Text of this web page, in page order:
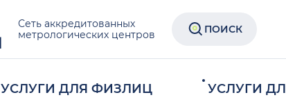
Сеть аккредитованных
метрологических центров
ПОИСК
УСЛУГИ ДЛЯ ФИЗЛИЦ УСЛУГИ